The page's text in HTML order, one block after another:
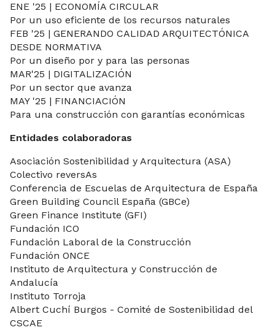
ENE '25 | ECONOMÍA CIRCULAR
Por un uso eficiente de los recursos naturales
FEB '25 | GENERANDO CALIDAD ARQUITECTÓNICA
DESDE NORMATIVA
Por un diseño por y para las personas
MAR'25​ | DIGITALIZACIÓN
Por un sector que avanza
MAY '25 | FINANCIACIÓN
Para una construcción con garantías económicas
Entidades colaboradoras
Asociación Sostenibilidad y Arquitectura (ASA)
Colectivo reversAs
Conferencia de Escuelas de Arquitectura de España
Green Building Council España (GBCe)
Green Finance Institute (GFI)
Fundación ICO
Fundación Laboral de la Construcción
Fundación ONCE
Instituto de Arquitectura y Construcción de
Andalucía
Instituto Torroja
Albert Cuchí Burgos - Comité de Sostenibilidad del
CSCAE